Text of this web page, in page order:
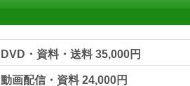
DVD・資料・送料 35,000円
動画配信・資料 24,000円